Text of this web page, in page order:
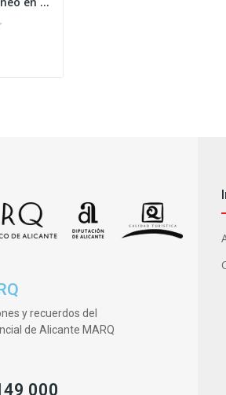
y recuerdos del
de Alicante MARQ
000